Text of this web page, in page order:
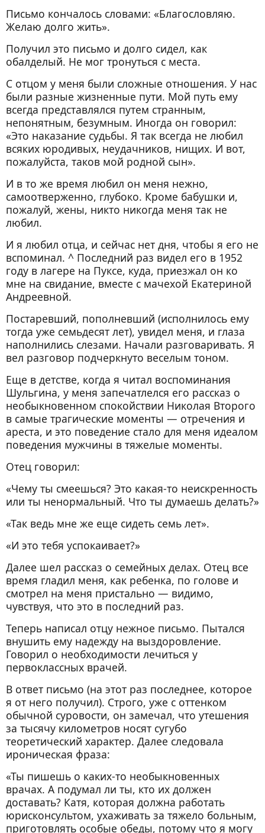
По водам (Интермеццо)
На Лубянке
Глава двенадцатая
Лагерь
Глава тринадцатая
Каргопольлаг
Живая купель (Интермеццо)
Глава четырнадцатая
Опять на берегах Волги
Глава пятнадцатая
Последние километры
Письмо кончалось словами: «Благословляю.
Желаю долго жить».
Получил это письмо и долго сидел, как
обалделый. Не мог тронуться с места.
С отцом у меня были сложные отношения. У нас
были разные жизненные пути. Мой путь ему
всегда представлялся путем странным,
непонятным, безумным. Иногда он говорил:
«Это наказание судьбы. Я так всегда не любил
всяких юродивых, неудачников, нищих. И вот,
пожалуйста, таков мой родной сын».
И в то же время любил он меня нежно,
самоотверженно, глубоко. Кроме бабушки и,
пожалуй, жены, никто никогда меня так не
любил.
И я любил отца, и сейчас нет дня, чтобы я его не
вспоминал. ^ Последний раз видел его в 1952
году в лагере на Пуксе, куда, приезжал он ко
мне на свидание, вместе с мачехой Екатериной
Андреевной.
Постаревший, пополневший (исполнилось ему
тогда уже семьдесят лет), увидел меня, и глаза
наполнились слезами. Начали разговаривать. Я
вел разговор подчеркнуто веселым тоном.
Еще в детстве, когда я читал воспоминания
Шульгина, у меня запечатлелся его рассказ о
необыкновенном спокойствии Николая Второго
в самые трагические моменты — отречения и
ареста, и это поведение стало для меня идеалом
поведения мужчины в тяжелые моменты.
Отец говорил:
«Чему ты смеешься? Это какая-то неискренность
или ты ненормальный. Что ты думаешь делать?»
«Так ведь мне же еще сидеть семь лет».
«И это тебя успокаивает?»
Далее шел рассказ о семейных делах. Отец все
время гладил меня, как ребенка, по голове и
смотрел на меня пристально — видимо,
чувствуя, что это в последний раз.
Теперь написал отцу нежное письмо. Пытался
внушить ему надежду на выздоровление.
Говорил о необходимости лечиться у
первоклассных врачей.
В ответ письмо (на этот раз последнее, которое
я от него получил). Строго, уже с оттенком
обычной суровости, он замечал, что утешения
за тысячу километров носят сугубо
теоретический характер. Далее следовала
ироническая фраза:
«Ты пишешь о каких-то необыкновенных
врачах. А подумал ли ты, кто их должен
доставать? Катя, которая должна работать
юрисконсультом, ухаживать за тяжело больным,
приготовлять особые обеды, потому что я могу